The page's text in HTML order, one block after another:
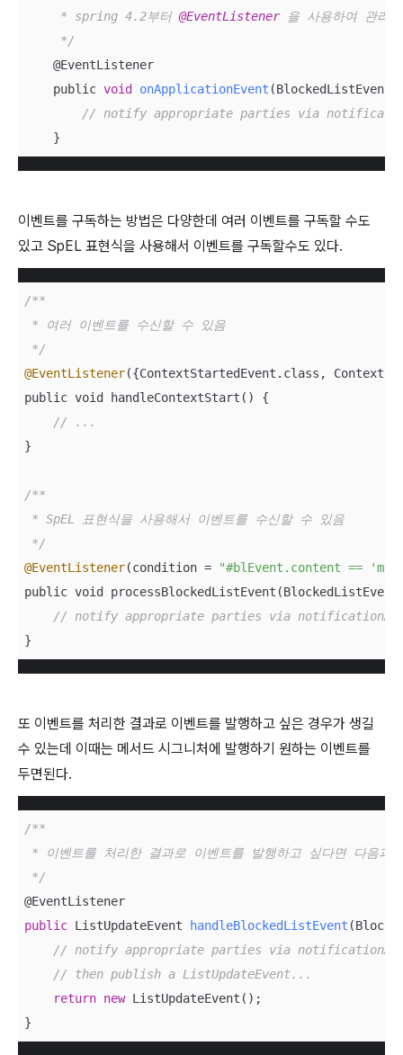
     * spring 4.2부터
@EventListener 을 사용하여 관리
     */
    @EventListener
    public
void onApplicationEvent (BlockedListEvent
// notify appropriate parties via
    }
이벤트를 구독하는 방법은 다양한데 여러 이벤트를 구독할 수도
있고 SpEL 표현식을 사용해서 이벤트를 구독할수도 있다.
/**
* 여러 이벤트를 수신할 수 있음
*/
@EventListener({ContextStartedEvent.class,
public void handleContextStart() {
// ...
}
/**
* SpEL 표현식을 사용해서 이벤트를 수신할 수 있음
*/
@EventListener(condition =
"#blEvent.content ==
public void
// notify appropriate parties via
}
또 이벤트를 처리한 결과로 이벤트를 발행하고 싶은 경우가 생길
수 있는데 이때는 메서드 시그니처에 발행하기 원하는 이벤트를
두면된다.
/**
* 이벤트를 처리한 결과로 이벤트를 발행하고 싶다면 다음과
*/
public ListUpdateEvent handleBlockedListEvent (
// notify appropriate parties via
// then publish a ListUpdateEvent...
return new ListUpdateEvent();
}